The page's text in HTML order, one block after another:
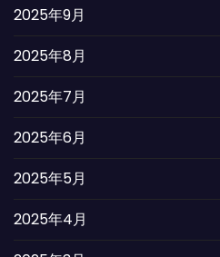
2025年9月
2025年8月
2025年7月
2025年6月
2025年5月
2025年4月